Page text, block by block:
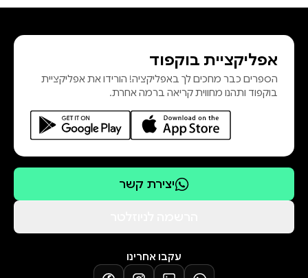
אפליקציית בוקפוד
הספרים כבר מחכים לך באפליקציה! הורידו את אפליקציית
בוקפוד ותהנו מחווית קריאה ברמה אחרת.
יצירת קשר
עקבו אחרינו